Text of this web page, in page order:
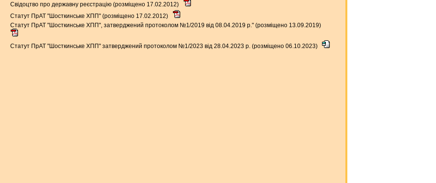
Свідоцтво про державну реєстрацію (розміщено 17.02.2012)
Статут ПрАТ "Шосткинське ХПП" (розміщено 17.02.2012)
Статут ПрАТ "Шосткинське ХПП", затверджений протоколом №1/2019 від 08.04.2019 р." (розміщено 13.09.2019)
Статут ПрАТ "Шосткинське ХПП" затверджений протоколом №1/2023 від 28.04.2023 р. (розміщено 06.10.2023)